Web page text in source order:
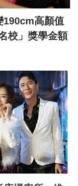
190cm高顏值
校」獎學金額